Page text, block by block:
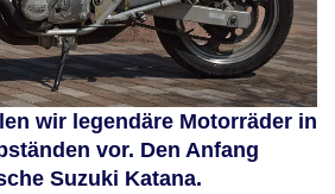
wir legendäre Motorräder in
vor. Den Anfang
Suzuki Katana.